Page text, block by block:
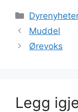
Kategorier
Muddel
Ørevoks
Legg